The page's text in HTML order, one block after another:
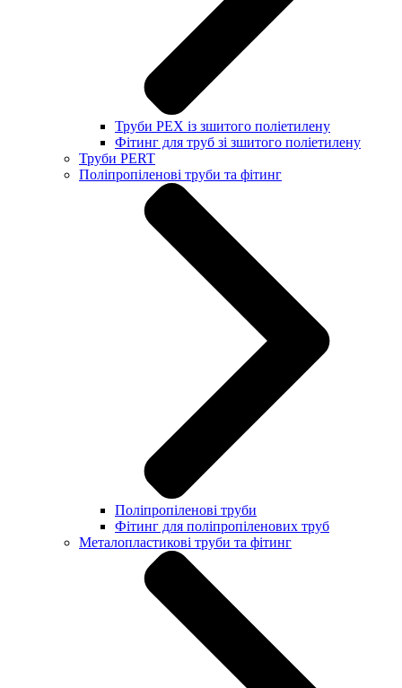
Труби PEX із зшитого поліетилену
Фітинг для труб зі зшитого поліетилену
Труби PERT
Поліпропіленові труби та фітинг
Поліпропіленові труби
Фітинг для поліпропіленових труб
Металопластикові труби та фітинг